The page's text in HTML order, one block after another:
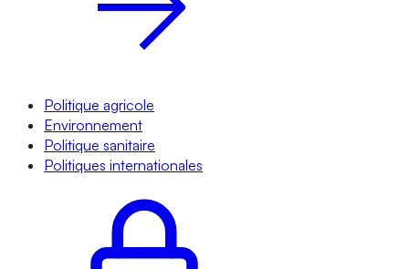
Politique agricole
Environnement
Politique sanitaire
Politiques internationales